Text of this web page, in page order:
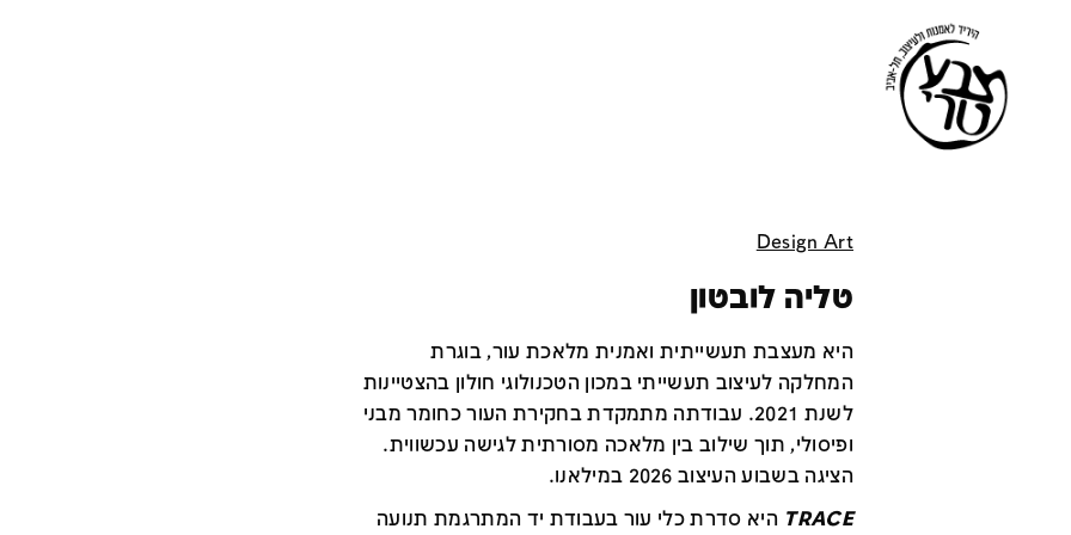
Design Art
טליה לובטון
היא מעצבת תעשייתית ואמנית מלאכת עור, בוגרת
המחלקה לעיצוב תעשייתי במכון הטכנולוגי חולון בהצטיינות
לשנת 2021. עבודתה מתמקדת בחקירת העור כחומר מבני
ופיסולי, תוך שילוב בין מלאכה מסורתית לגישה עכשווית.
הציגה בשבוע העיצוב 2026 במילאנו.
TRACE היא סדרת כלי עור בעבודת יד המתרגמת תנועה